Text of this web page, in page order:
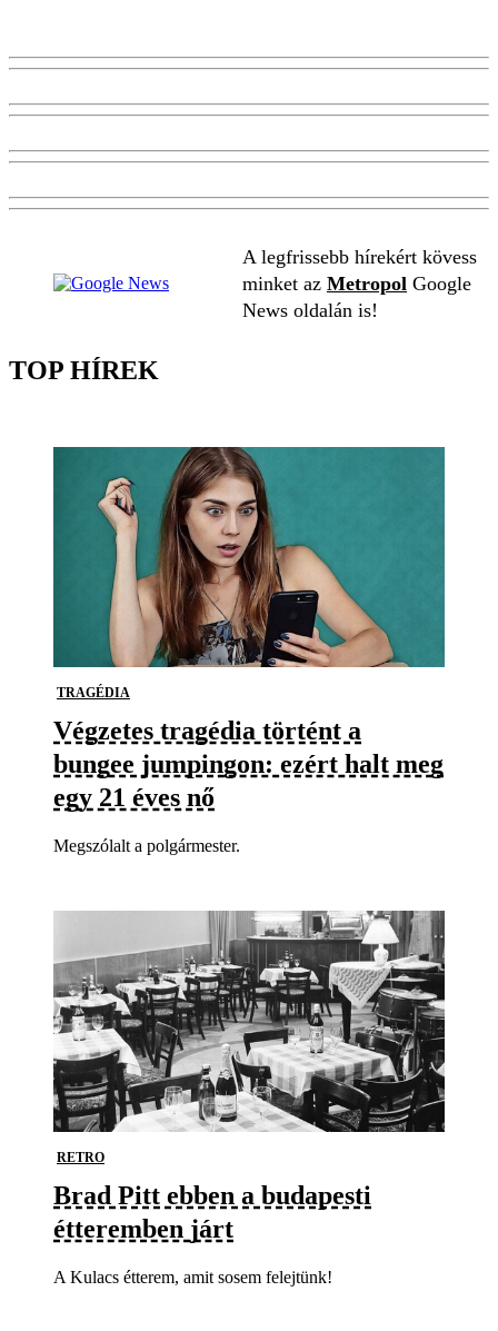
A legfrissebb hírekért kövess
minket az Metropol Google
News oldalán is!
TOP HÍREK
TRAGÉDIA
Végzetes tragédia történt a
bungee jumpingon: ezért halt meg
egy 21 éves nő
Megszólalt a polgármester.
RETRO
Brad Pitt ebben a budapesti
étteremben járt
A Kulacs étterem, amit sosem felejtünk!